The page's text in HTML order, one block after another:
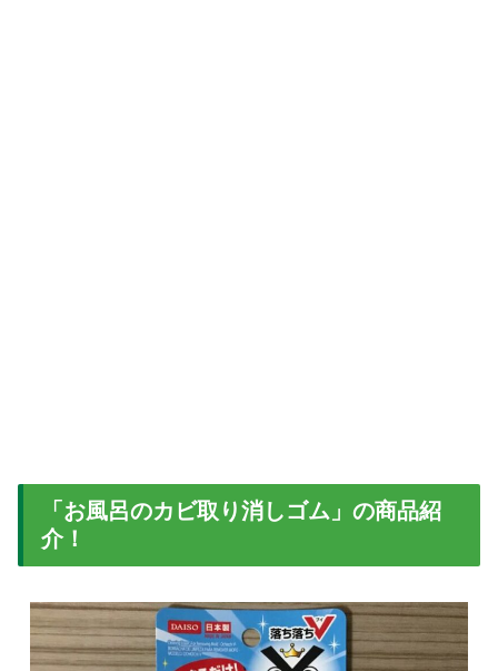
「お風呂のカビ取り消しゴム」の商品紹
介！